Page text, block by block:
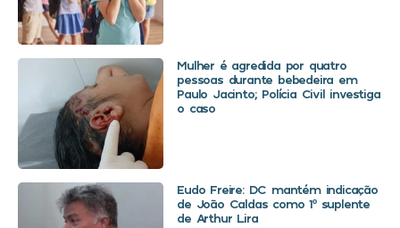
Mulher é agredida por quatro
pessoas durante bebedeira em
Paulo Jacinto; Polícia Civil investiga
o caso
Eudo Freire: DC mantém indicação
de João Caldas como 1º suplente
de Arthur Lira